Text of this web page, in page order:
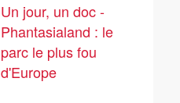
Un jour, un doc -
Phantasialand : le
parc le plus fou
d'Europe